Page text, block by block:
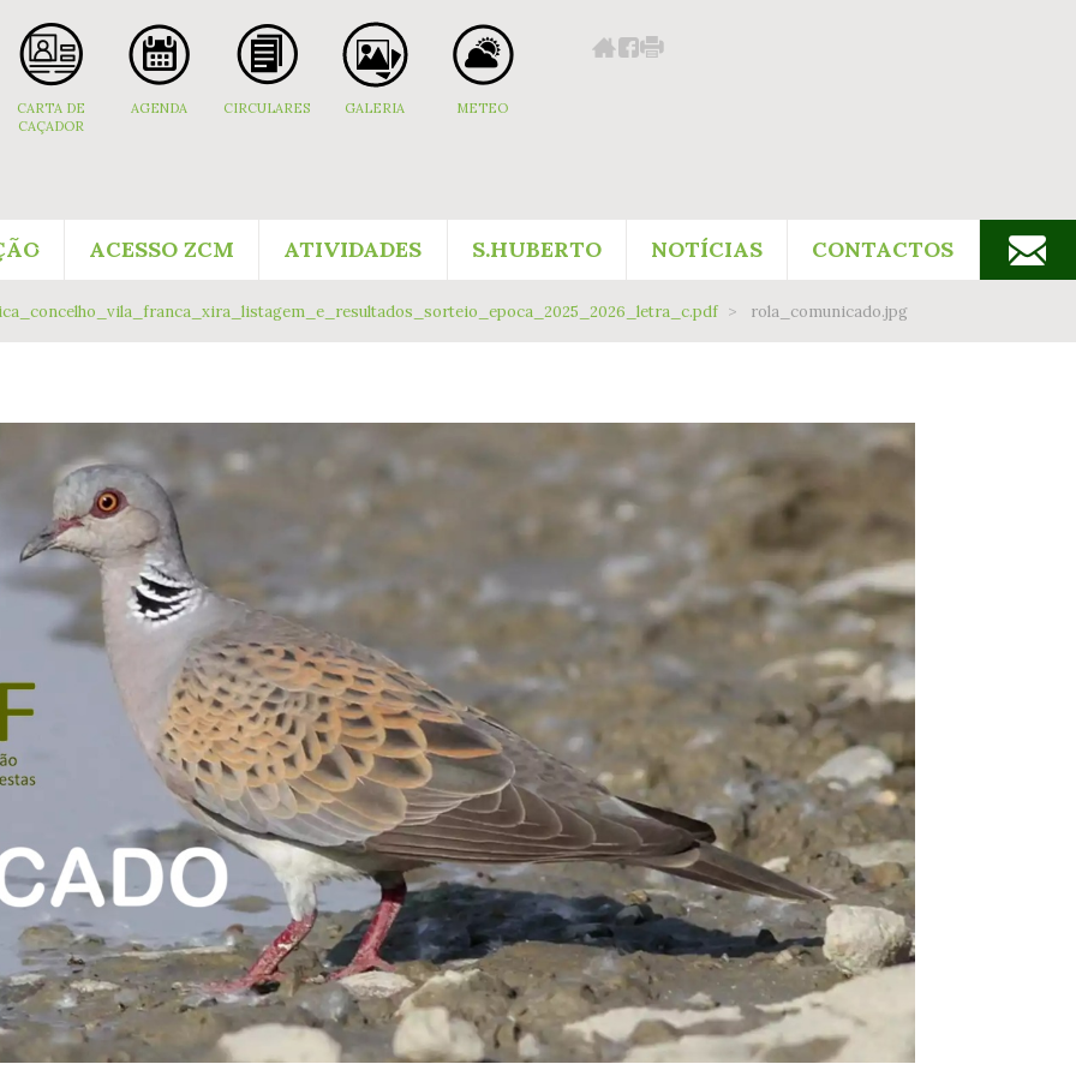
CARTA DE
CAÇADOR
AGENDA CIRCULARES GALERIA METEO
ACESSO ZCM ATIVIDADES S.HUBERTO NOTÍCIAS CONTACTOS
rola_comunicado.jpg